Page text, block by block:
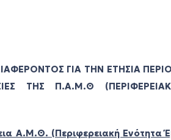
ΓΙΑ ΤΗΝ ΕΤΗΣΙΑ
ΤΗΣ Π.Α.Μ.Θ
Α.Μ.Θ. (Περιφερειακή Ενότητα